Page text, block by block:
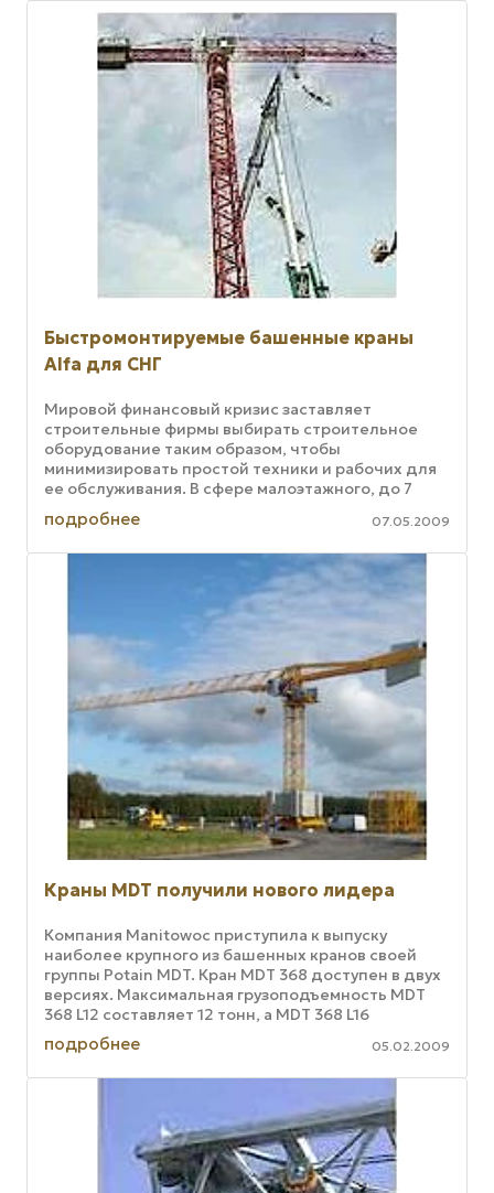
Быстромонтируемые башенные краны
Alfa для СНГ
Мировой финансовый кризис заставляет
строительные фирмы выбирать строительное
оборудование таким образом, чтобы
минимизировать простой техники и рабочих для
ее обслуживания. В сфере малоэтажного, до 7
этажей, и коттеджного строительства этому в ...
подробнее 07.05.2009
Краны MDT получили нового лидера
Компания Manitowoc приступила к выпуску
наиболее крупного из башенных кранов своей
группы Potain MDT. Кран MDT 368 доступен в двух
версиях. Максимальная грузоподъемность MDT
368 L12 составляет 12 тонн, а MDT 368 L16
соответственно 16 тонн. Старший ...
подробнее 05.02.2009